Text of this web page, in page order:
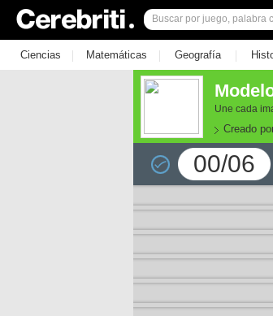
Ciencias | Matemáticas | Geografía |
Une cada
Creado
00/06